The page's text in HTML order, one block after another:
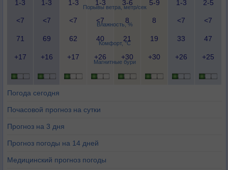
Порывы ветра, метр/сек
Влажность, %
Комфорт, °C
Магнитные бури
1-3
1-3
1-3
1-3
3-6
5-9
1-3
2-5
<7 <7 <7 <7 8 8 <7 <7
71 69 62 40 21 19 33 47
+17 +16 +17 +26 +30 +30 +26 +25
Погода сегодня
Почасовой прогноз на сутки
Прогноз на 3 дня
Прогноз погоды на 14 дней
Медицинский прогноз погоды